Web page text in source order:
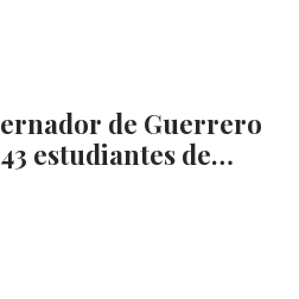
de Guerrero
estudiantes de…